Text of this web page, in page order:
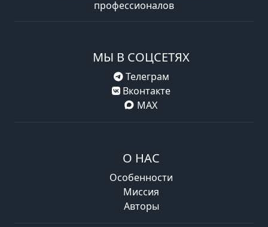
профессионалов
МЫ В СОЦСЕТЯХ
Телеграм
Вконтакте
MAX
О НАС
Особенности
Миссия
Авторы